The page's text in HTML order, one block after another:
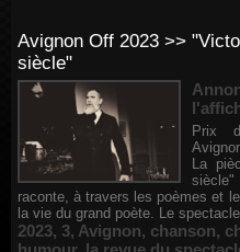
Avignon Off 2023 >>
siècle"
Prix
La
siècle"
raconte, à travers les poèmes et
la vie du grand poète. Le
2023, 3, Avignon, chanson,